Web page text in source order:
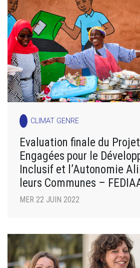
CLIMAT GENRE
Evaluation finale du
Engagées pour le
Inclusif et l’Autonomie
leurs Communes –
MER 22 JUIN 2022